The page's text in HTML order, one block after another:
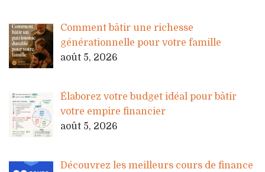
Comment bâtir une richesse
générationnelle pour votre famille
août 5, 2026
Élaborez votre budget idéal pour bâtir
votre empire financier
août 5, 2026
Découvrez les meilleurs cours de finance